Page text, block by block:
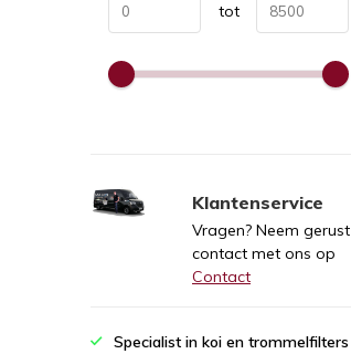
tot
Klantenservice
Vragen? Neem gerust
contact met ons op
Contact
Specialist in koi en trommelfilters